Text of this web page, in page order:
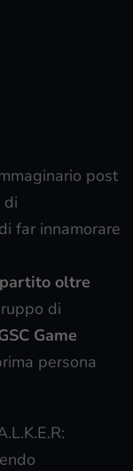
post
di
far innamorare
partito oltre
di
Game
persona